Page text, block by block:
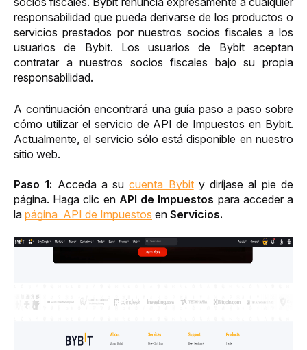
responsabilidad que pueda derivarse de los productos o
servicios prestados por nuestros socios fiscales a los
usuarios de Bybit. Los usuarios de Bybit aceptan
contratar a nuestros socios fiscales bajo su propia
responsabilidad.
A continuación encontrará una guía paso a paso sobre
cómo utilizar el servicio de API de Impuestos en Bybit.
Actualmente, el servicio sólo está disponible en nuestro
sitio web.
Paso 1: Acceda a su cuenta Bybit y diríjase al pie de
página. Haga clic en API de Impuestos para acceder a
la página  API de Impuestos en Servicios.